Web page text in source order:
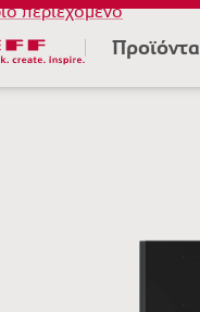
περιεχόμενο
Προϊόντα